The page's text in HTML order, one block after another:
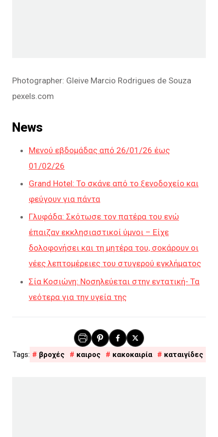
Photographer: Gleive Marcio Rodrigues de Souza
pexels.com
News
Μενού εβδομάδας από 26/01/26 έως
01/02/26
Grand Hotel: Το σκάνε από το ξενοδοχείο και
φεύγουν για πάντα
Γλυφάδα: Σκότωσε τον πατέρα του ενώ
έπαιζαν εκκλησιαστικοί ύμνοι – Είχε
δολοφονήσει και τη μητέρα του, σοκάρουν οι
νέες λεπτομέρειες του στυγερού εγκλήματος
Σία Κοσιώνη: Νοσηλεύεται στην εντατική- Τα
νεότερα για την υγεία της
βροχές καιρος κακοκαιρία καταιγίδες